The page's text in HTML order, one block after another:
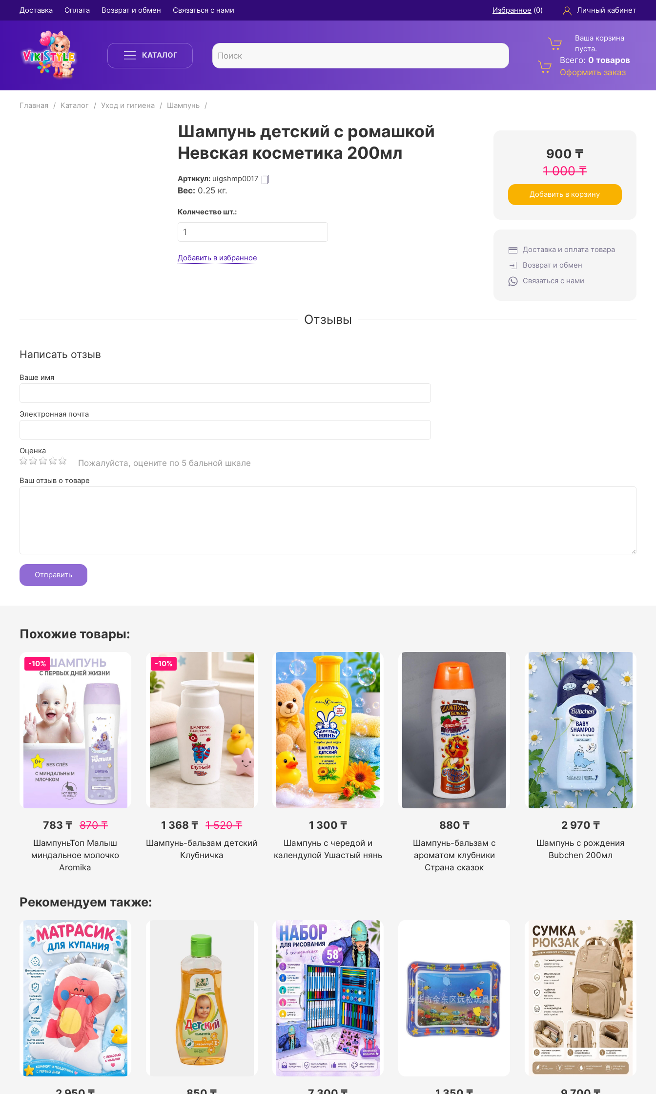
Доставка Оплата Возврат и обмен Связаться с нами Избранное (0) Личный кабинет
КАТАЛОГ
Ваша корзина
пуста.
Всего: 0 товаров
Оформить заказ
Главная Каталог Уход и гигиена Шампунь
Шампунь детский с ромашкой
Невская косметика 200мл
Артикул: uigshmp0017
Вес: 0.25кг.
Количество шт.:
Добавить в избранное
900 ₸
1 000₸
Добавить в корзину
Доставка и оплата товара
Возврат и обмен
Связаться с нами
Отзывы
Написать отзыв
Ваше имя
Электронная почта
Оценка
Пожалуйста, оцените по 5 бальной шкале
Ваш отзыв о товаре
Похожие товары:
-10%
783 ₸ 870₸
ШампуньТоп Малыш
миндальное молочко
Aromika
-10%
1 368 ₸ 1 520₸
Шампунь-бальзам детский
Клубничка
1 300 ₸
Шампунь с чередой и
календулой Ушастый нянь
880 ₸
Шампунь-бальзам с
ароматом клубники
Страна сказок
2 970 ₸
Шампунь с рождения
Bubchen 200мл
Рекомендуем также: